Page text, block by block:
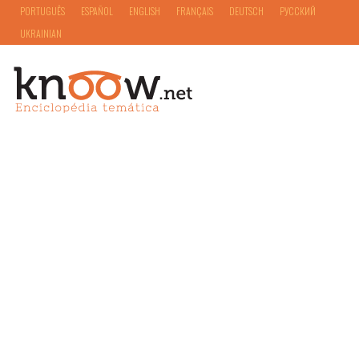
PORTUGUÊS ESPAÑOL ENGLISH FRANÇAIS DEUTSCH
РУССКИЙ
UKRAINIAN